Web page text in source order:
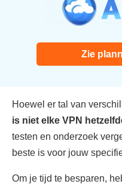
Zie
Hoewel er tal van
is niet elke VPN
testen en onderzoek
beste is voor jouw
Om je tijd te besparen,